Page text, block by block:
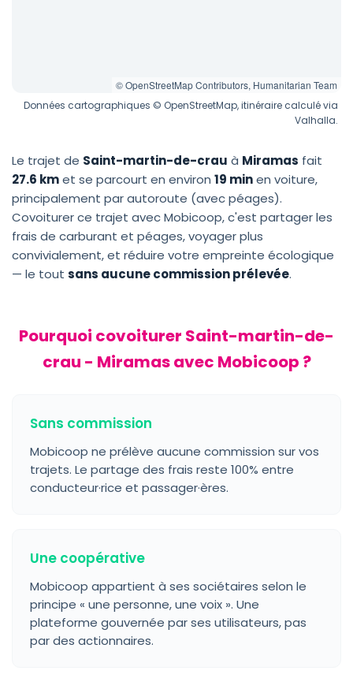
© OpenStreetMap Contributors, Humanitarian Team
Données cartographiques © OpenStreetMap, itinéraire calculé via
Valhalla.
Le trajet de Saint-martin-de-crau à Miramas fait
27.6 kmet se parcourt en environ 19 minen voiture,
principalement par autoroute (avec péages).
Covoiturer ce trajet avec Mobicoop, c'est partager les
frais de carburant et péages, voyager plus
convivialement, et réduire votre empreinte écologique
— le tout sans aucune commission prélevée.
Pourquoi covoiturer Saint-martin-de-
crau - Miramas avec Mobicoop ?
Sans commission
Mobicoop ne prélève aucune commission sur vos
trajets. Le partage des frais reste 100% entre
conducteur·rice et passager·ères.
Une coopérative
Mobicoop appartient à ses sociétaires selon le
principe « une personne, une voix ». Une
plateforme gouvernée par ses utilisateurs, pas
par des actionnaires.